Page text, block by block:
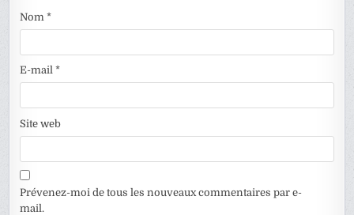
Nom*
E-mail*
Site web
Prévenez-moi de tous les nouveaux commentaires par e-
mail.